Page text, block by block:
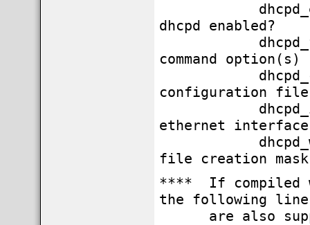
dhcpd enabled?
command option(s)
configuration file
ethernet
file creation mask
**** If compiled
the following
are also